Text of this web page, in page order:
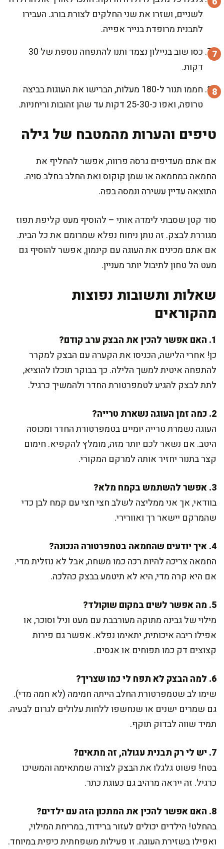
לשניים, ושזרו את שני החלקים לצורת בורג. העבירו
לתבנית מרופדת בנייר אפייה.
כסו שוב בניילון נצמד ותנו להתפחה נוספת של 30
דקות.
חממו תנור ל-180 מעלות, הברישו את העוגות בביצה
טרופה, ואפו כ-25-30 דקות עד שהן זהובות וריחניות.
טיפים והערות מהמטבח של גילה
אם אתם מעדיפים גרסה פרווה, אפשר להחליף את
החמאה במחמאה או שמן קוקוס ואת החלב בחלב סויה.
התוצאה עדיין עשירה ונמסה בפה.
סוד קטן שסבתי לימדה אותי – להוסיף מעט קליפת תפוז
מגוררת לבצק. זה נותן ניחוח נפלא שמרומם את כל הבית.
אם אתם מכינים את העוגה עם קינמון, אפשר להוסיף גם
מעט הל טחון לתיבול יותר מעניין.
שאלות ותשובות נפוצות
מהקוראים
1. האם אפשר להכין את הבצק ערב קודם?
כן! אחרי הלישה, הכניסו את הקערה עם הבצק למקרר
להתפחה איטית למשך הלילה. כך בבוקר תוכלו להוציא,
לתת לבצק להגיע לטמפרטורת החדר ולהמשיך כרגיל.
2. כמה זמן העוגה נשארת טרייה?
העוגה נשמרת טרייה יומיים בטמפרטורת החדר ומכוסה
היטב. אם נשאר לכם יותר מזה, מומלץ להקפיא. חימום
קצר בתנור יחזיר אותה למרקם המקורי.
3. אפשר להשתמש בקמח מלא?
בוודאי, אך אני ממליצה לשלב חצי חצי עם קמח לבן כדי
שהמרקם יישאר רך ואוורירי.
4. איך יודעים שהחמאה בטמפרטורה הנכונה?
החמאה צריכה להיות רכה כמו משחה, אבל לא נוזלית מדי.
אם היא קרה מדי, היא לא תיטמע בבצק כהלכה.
5. מה אפשר לשים במקום שוקולד?
מילוי של גבינה מתוקה מעורבבת עם מעט וניל וסוכר, או
אפילו ריבה איכותית, יתאימו נפלא. אפשר גם פירות
קצוצים דק כמו תפוחים או אגסים.
6. למה הבצק לא תפח לי כמו שצריך?
שימו לב שטמפרטורת החלב הייתה חמימה (לא חמה מדי).
גם שמרים ישנים או שנחשפו ללחות עלולים לגרום לבעיה.
תמיד שווה לבדוק תוקף.
7. יש לי רק תבנית עגולה, זה מתאים?
בטח! פשוט גלגלו את הבצק לצורה שמתאימה והמשיכו
כרגיל. זה ייראה מרהיב גם כעוגת כתר.
8. האם אפשר להכין את המתכון הזה עם ילדים?
בהחלט! הילדים יכולים לעזור ברידוד, במריחת המילוי,
ואפילו בשזירת העוגה. זו פעילות משפחתית כיפית במיוחד.